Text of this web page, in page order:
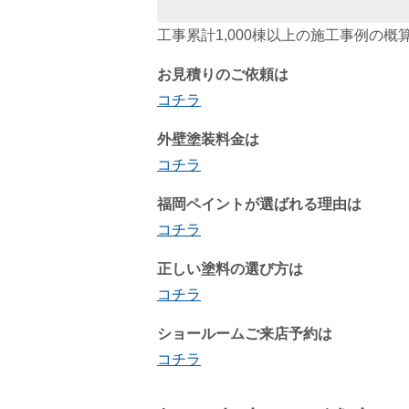
工事累計1,000棟以上の施工事例の概
お見積りのご依頼は
コチラ
外壁塗装料金は
コチラ
福岡ペイントが選ばれる理由は
コチラ
正しい塗料の選び方は
コチラ
ショールームご来店予約は
コチラ